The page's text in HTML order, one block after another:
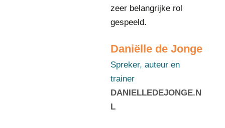
e
u
e
t
r
a
n
zeer belangrijke rol
gespeeld.
Daniëlle de Jonge
Spreker, auteur en
trainer
DANIELLEDEJONGE.N
L